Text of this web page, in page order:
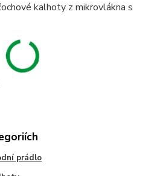
kalhoty z mikrovlákna s
prádlo